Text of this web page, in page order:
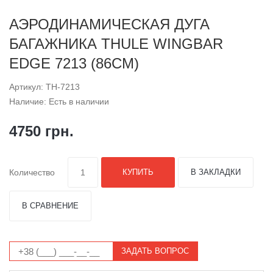
АЭРОДИНАМИЧЕСКАЯ ДУГА
БАГАЖНИКА THULE WINGBAR
EDGE 7213 (86СМ)
Артикул: TH-7213
Наличие: Есть в наличии
4750 грн.
Количество КУПИТЬ В ЗАКЛАДКИ
В СРАВНЕНИЕ
ЗАДАТЬ ВОПРОС